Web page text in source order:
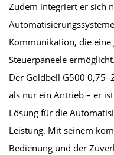
Zudem integriert er sich
Kommunikation, die
Steuerpaneele ermöglicht.
Der Goldbell G500
als nur ein Antrieb – er
Lösung für die
Leistung. Mit seinem
Bedienung und der